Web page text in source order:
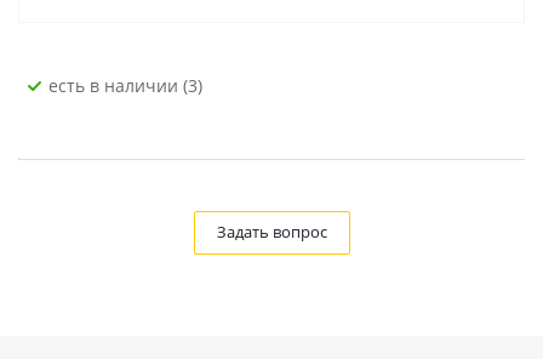
Есть в наличии (3)
Задать вопрос